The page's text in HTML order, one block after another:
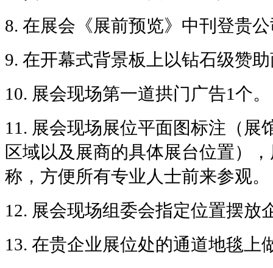
8. 在展会《展前预览》中刊登贵
9. 在开幕式背景板上以钻石级赞
10. 展会现场第一道拱门广告1个。
11. 展会现场展位平面图标注（展
区域以及展商的具体展台位置）
称，方便所有专业人士前来参观。
12. 展会现场组委会指定位置摆放
13. 在贵企业展位处的通道地毯上